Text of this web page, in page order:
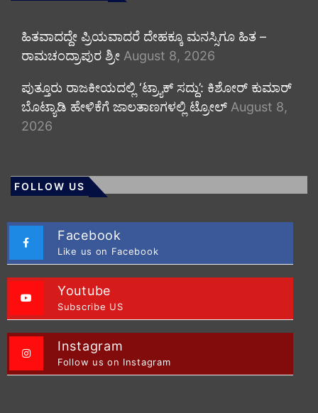
ಹಿತವಾದದ್ದೇ ಪ್ರಿಯವಾದರೆ ದೇಹಕ್ಕೂ ಮನಸ್ಸಿಗೂ ಹಿತ –
ರಾಮಚಂದ್ರಾಪುರ ಶ್ರೀ August 8, 2026
ಪುತ್ತೂರು ರಾಜಕೀಯದಲ್ಲಿ ‘ಟ್ರ್ಯಾಕ್ ಸದ್ದು’: ಕಿಶೋರ್ ಕುಮಾರ್
ಬೊಟ್ಯಾಡಿ ಹೇಳಿಕೆಗೆ ಜಾಲತಾಣಗಳಲ್ಲಿ ಟ್ರೋಲ್ August 8,
2026
FOLLOW US
Facebook
Like us on Facebook
Youtube
Subscribe US
Instagram
Follow us on Instagram